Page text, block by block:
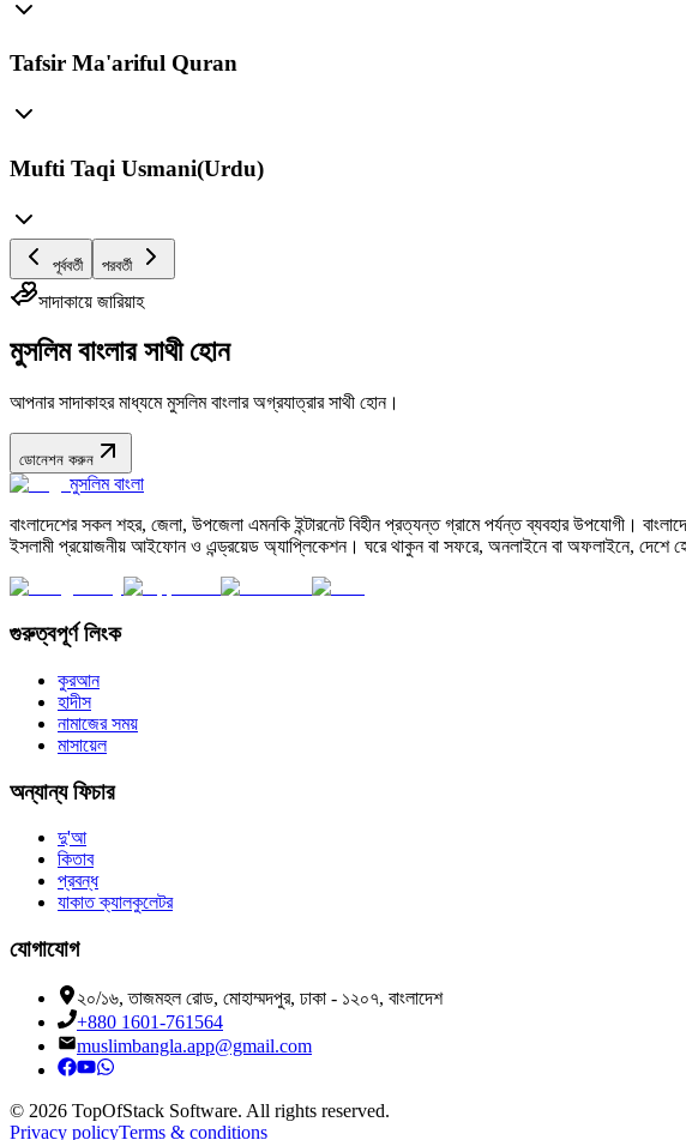
Tafsir Ma'ariful Quran
Mufti Taqi Usmani(Urdu)
পূর্ববর্তী পরবর্তী
সাদাকায়ে জারিয়াহ
মুসলিম বাংলার সাথী হোন
আপনার সাদাকাহর মাধ্যমে মুসলিম বাংলার অগ্রযাত্রার সাথী হোন।
ডোনেশন করুন
মুসলিম বাংলা
বাংলাদেশের সকল শহর, জেলা, উপজেলা এমনকি ইন্টারনেট বিহীন প্রত্যন্ত গ্রামে পর্যন্ত ব্যবহার উপযোগী।
ইসলামী প্রয়োজনীয় আইফোন ও এন্ড্রয়েড অ্যাপ্লিকেশন। ঘরে থাকুন বা সফরে, অনলাইনে বা অফলাইনে, দেশে
গুরুত্বপূর্ণ লিংক
কুরআন
হাদীস
নামাজের সময়
মাসায়েল
অন্যান্য ফিচার
দু'আ
কিতাব
প্রবন্ধ
যাকাত ক্যালকুলেটর
যোগাযোগ
২০/১৬, তাজমহল রোড, মোহাম্মদপুর, ঢাকা - ১২০৭, বাংলাদেশ
+880 1601-761564
muslimbangla.app@gmail.com
© 2026 TopOfStack Software. All rights reserved.
Privacy policyTerms & conditions